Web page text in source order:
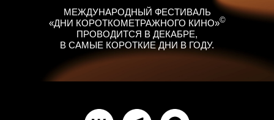
МЕЖДУНАРОДНЫЙ ФЕСТИВАЛЬ
«ДНИ КОРОТКОМЕТРАЖНОГО КИНО»©
ПРОВОДИТСЯ В ДЕКАБРЕ,
В САМЫЕ КОРОТКИЕ ДНИ В ГОДУ.